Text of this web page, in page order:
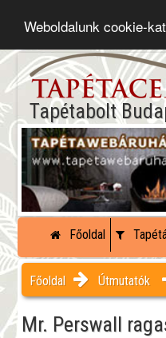
Weboldalunk cookie-
Tapétabolt
Főoldal
Főoldal Útmutatók
Mr. Perswall